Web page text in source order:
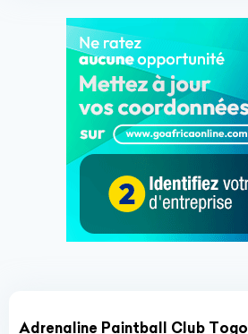
Adrenaline Paintball Club Togo